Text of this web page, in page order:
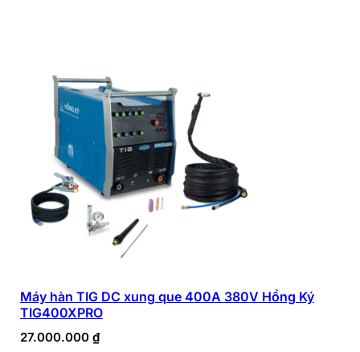
Máy hàn TIG DC xung que 400A 380V Hồng Ký
TIG400XPRO
27.000.000 ₫